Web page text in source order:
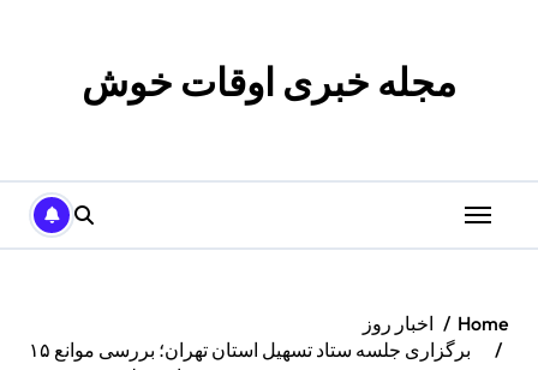
مجله خبری اوقات خوش
Home
اخبار روز
برگزاری جلسه ستاد تسهیل استان تهران؛ بررسی موانع ۱۵